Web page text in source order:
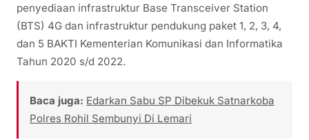
penyediaan infrastruktur Base Transceiver Station
(BTS) 4G dan infrastruktur pendukung paket 1, 2, 3, 4,
dan 5 BAKTI Kementerian Komunikasi dan Informatika
Tahun 2020 s/d 2022.
Baca juga: Edarkan Sabu SP Dibekuk Satnarkoba
Polres Rohil Sembunyi Di Lemari